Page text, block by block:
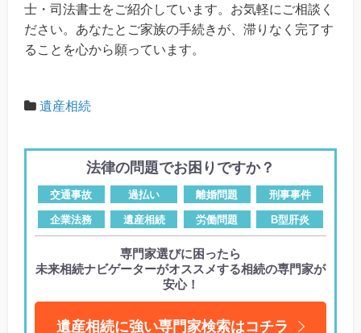
士・司法書士をご紹介しています。お気軽にご相談く
ださい。あなたとご家族の手続きが、滞りなく完了す
ることを心から願っています。
遺産相続
法律の問題でお困りですか？
交通事故 過払い 離婚問題 刑事事件
企業法務 遺産相続 労働問題 B型肝炎
専門家選びに困ったら
未来相続ナビゲーターがオススメする相続の専門家が
安心！
遺産相続に強い専門家検索はコチラ